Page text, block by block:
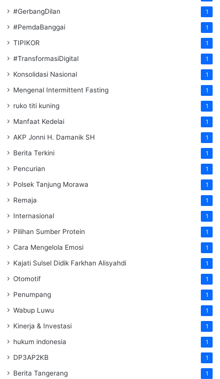
#GerbangDilan 1
#PemdaBanggai 1
TIPIKOR 1
#TransformasiDigital 1
Konsolidasi Nasional 1
Mengenal Intermittent Fasting 1
ruko titi kuning 1
Manfaat Kedelai 1
AKP Jonni H. Damanik SH 1
Berita Terkini 1
Pencurian 1
Polsek Tanjung Morawa 1
Remaja 1
Internasional 1
Pilihan Sumber Protein 1
Cara Mengelola Emosi 1
Kajati Sulsel Didik Farkhan Alisyahdi 1
Otomotif 1
Penumpang 1
Wabup Luwu 1
Kinerja & Investasi 1
hukum indonesia 1
DP3AP2KB 1
Berita Tangerang 1